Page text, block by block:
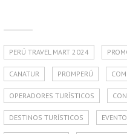
PERÚ TRAVEL MART 2024
CANATUR PROMPERÚ
OPERADORES TURÍSTICOS
DESTINOS TURÍSTICOS